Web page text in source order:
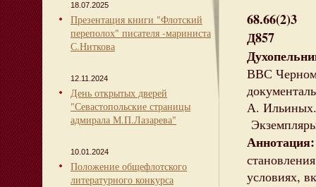
18.07.2025
Презентация книги "Флотский
переполох" писателя -мариниста
С.Ниткова
12.11.2024
День открытых дверей
"Севастопольские страницы
адмирала М.П.Лазарева"
10.01.2024
Положение общефлотского
литературного конкурса
68.66(2)3
Д857
ВВС
А.
Аннотация:
условиях,